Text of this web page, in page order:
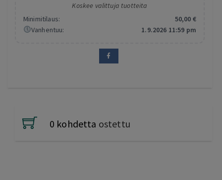
Koskee valittuja tuotteita
Minimitilaus:
50,00 €
Vanhentuu:
1.9.2026 11:59 pm
0 kohdetta ostettu